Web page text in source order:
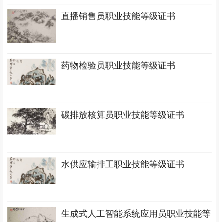
直播销售员职业技能等级证书
药物检验员职业技能等级证书
碳排放核算员职业技能等级证书
水供应输排工职业技能等级证书
生成式人工智能系统应用员职业技能等